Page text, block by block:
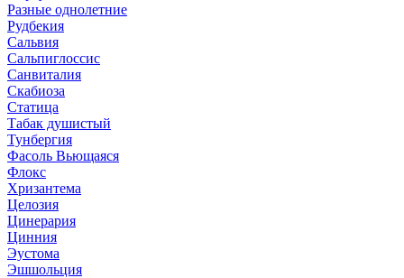
Разные однолетние
Рудбекия
Сальвия
Сальпиглоссис
Санвиталия
Скабиоза
Статица
Табак душистый
Тунбергия
Фасоль Вьющаяся
Флокс
Хризантема
Целозия
Цинерария
Цинния
Эустома
Эшшольция